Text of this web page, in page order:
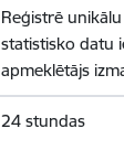
Reģistrē
statistisko datu
apmeklētājs
24 stundas